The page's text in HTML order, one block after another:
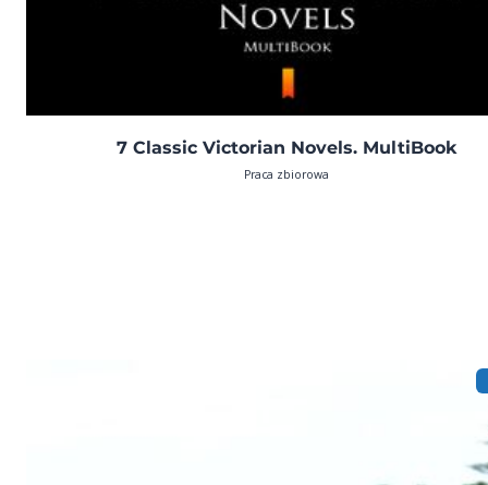
7 Classic Victorian Novels. MultiBook
Praca zbiorowa